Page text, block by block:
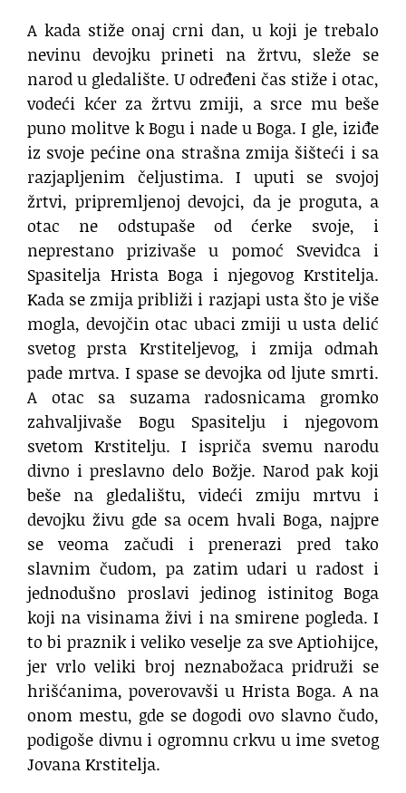
A kada stiže onaj crni dan, u koji je trebalo
nevinu devojku prineti na žrtvu, sleže se
narod u gledalište. U određeni čas stiže i otac,
vodeći kćer za žrtvu zmiji, a srce mu beše
puno molitve k Bogu i nade u Boga. I gle, iziđe
iz svoje pećine ona strašna zmija šišteći i sa
razjapljenim čeljustima. I uputi se svojoj
žrtvi, pripremljenoj devojci, da je proguta, a
otac ne odstupaše od ćerke svoje, i
neprestano prizivaše u pomoć Svevidca i
Spasitelja Hrista Boga i njegovog Krstitelja.
Kada se zmija približi i razjapi usta što je više
mogla, devojčin otac ubaci zmiji u usta delić
svetog prsta Krstiteljevog, i zmija odmah
pade mrtva. I spase se devojka od ljute smrti.
A otac sa suzama radosnicama gromko
zahvaljivaše Bogu Spasitelju i njegovom
svetom Krstitelju. I ispriča svemu narodu
divno i preslavno delo Božje. Narod pak koji
beše na gledalištu, videći zmiju mrtvu i
devojku živu gde sa ocem hvali Boga, najpre
se veoma začudi i prenerazi pred tako
slavnim čudom, pa zatim udari u radost i
jednodušno proslavi jedinog istinitog Boga
koji na visinama živi i na smirene pogleda. I
to bi praznik i veliko veselje za sve Aptiohijce,
jer vrlo veliki broj neznabožaca pridruži se
hrišćanima, poverovavši u Hrista Boga. A na
onom mestu, gde se dogodi ovo slavno čudo,
podigoše divnu i ogromnu crkvu u ime svetog
Jovana Krstitelja.